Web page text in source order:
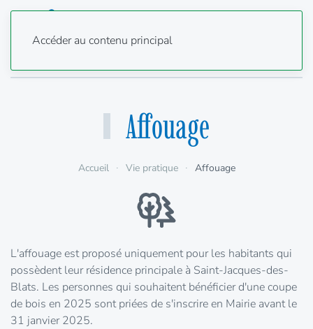
Accéder au contenu principal
Affouage
Accueil Vie pratique Affouage
L'affouage est proposé uniquement pour les habitants qui
possèdent leur résidence principale à Saint-Jacques-des-
Blats. Les personnes qui souhaitent bénéficier d'une coupe
de bois en 2025 sont priées de s'inscrire en Mairie avant le
31 janvier 2025.